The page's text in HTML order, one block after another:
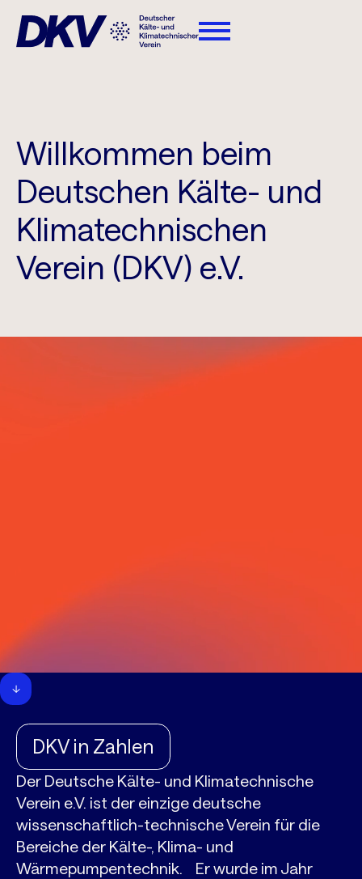
Willkommen beim
Deutschen Kälte- und
Klimatechnischen
Verein (DKV) e.V.
DKV in Zahlen
Der Deutsche Kälte- und Klimatechnische
Verein e.V. ist der einzige deutsche
wissenschaftlich-technische Verein für die
Bereiche der Kälte-, Klima- und
Wärmepumpentechnik. Er wurde im Jahr